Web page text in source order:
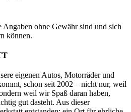
Angaben ohne Gewähr sind und sich
können.
eigenen Autos, Motorräder und
schon seit 2002 – nicht nur, weil
weil wir Spaß daran haben,
gut dasteht. Aus dieser